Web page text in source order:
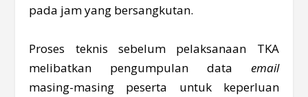
pada jam yang bersangkutan.
Proses teknis sebelum pelaksanaan TKA
melibatkan pengumpulan data email
masing-masing peserta untuk keperluan